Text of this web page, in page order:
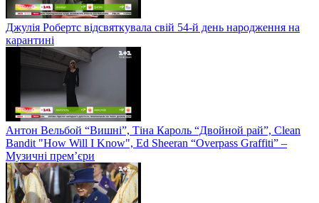
Джулія Робертс відсвяткувала свій 54-й день народження на
карантині
Антон Вельбой “Вишні”, Тіна Кароль “Двойной рай”, Clean
Bandit "How Will I Know", Ed Sheeran “Overpass Graffiti” –
Музичні прем’єри